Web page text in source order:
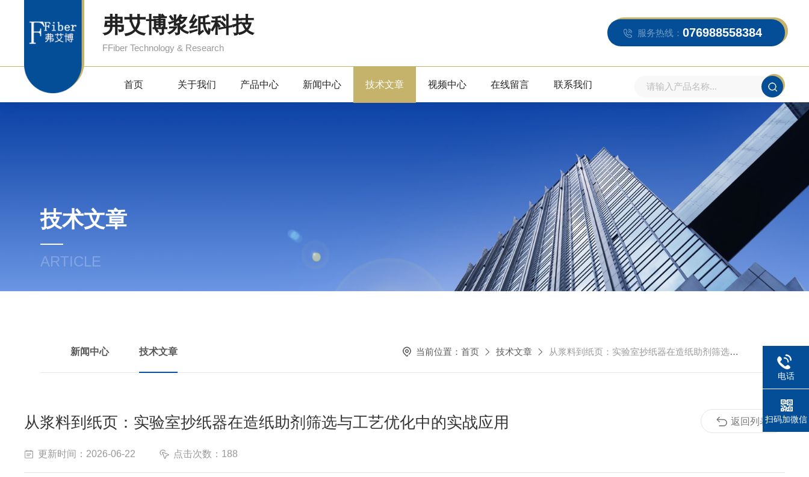
弗艾博浆纸科技
FFiber Technology & Research
服务热线： 076988558384
首页 关于我们 产品中心 新闻中心 技术文章 视频中心 在线留言 联系我们
技术文章
ARTICLE
新闻中心 技术文章 当前位置： 首页 技术文章 从浆料到纸页：实验室抄纸器在造纸助剂筛选与工艺优化中的实战应用
从浆料到纸页：实验室抄纸器在造纸助剂筛选与工艺优化中的实战应用
更新时间：2026-06-22 点击次数：188
返回列表
电话
扫码加微信